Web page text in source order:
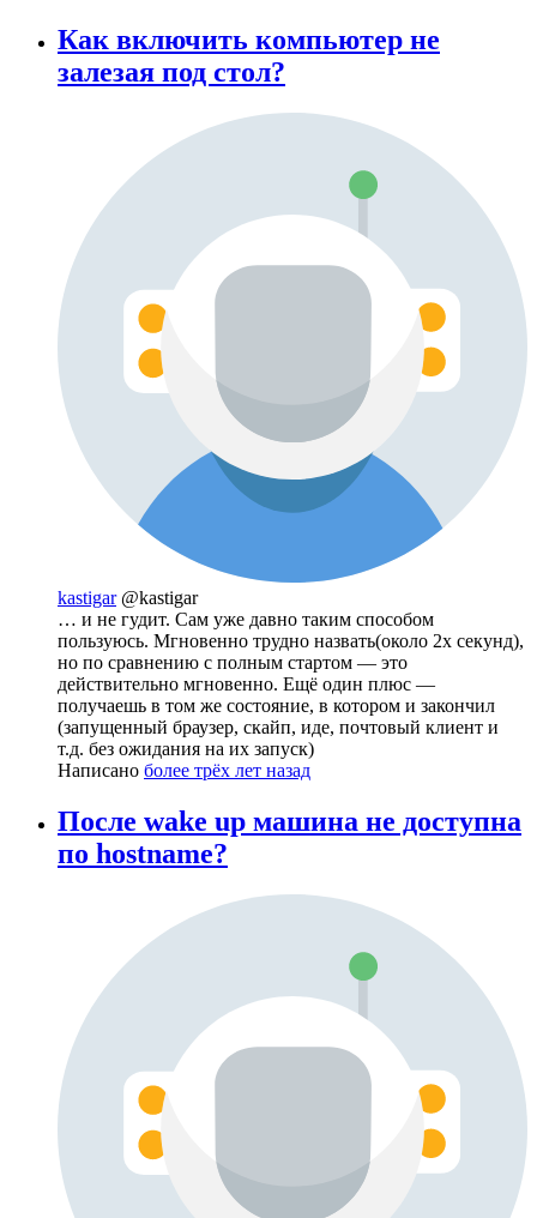
Как включить компьютер не
залезая под стол?
kastigar @kastigar
… и не гудит. Сам уже давно таким способом
пользуюсь. Мгновенно трудно назвать(около 2х секунд),
но по сравнению с полным стартом — это
действительно мгновенно. Ещё один плюс —
получаешь в том же состояние, в котором и закончил
(запущенный браузер, скайп, иде, почтовый клиент и
т.д. без ожидания на их запуск)
Написано более трёх лет назад
После wake up машина не доступна
по hostname?